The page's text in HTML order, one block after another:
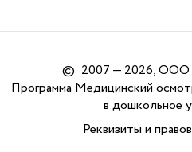
© 2007 — 2026, ООО
Программа Медицинский
в дошкольное
Реквизиты и